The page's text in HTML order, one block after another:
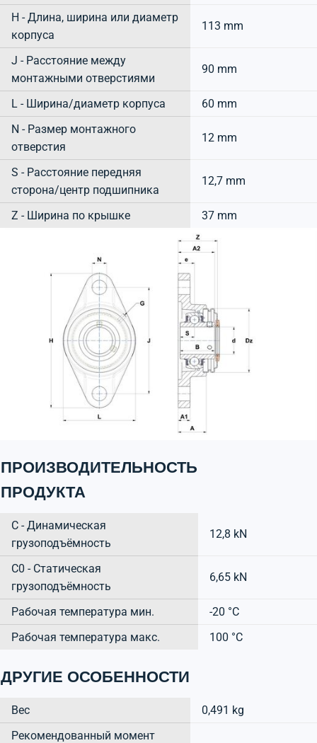
H - Длина, ширина или диаметр
корпуса
113 mm
J - Расстояние между
монтажными отверстиями
90 mm
L - Ширина/диаметр корпуса
60 mm
N - Размер монтажного
отверстия
12 mm
S - Расстояние передняя
сторона/центр подшипника
12,7 mm
Z - Ширина по крышке 37 mm
ПРОИЗВОДИТЕЛЬНОСТЬ
ПРОДУКТА
C - Динамическая
грузоподъёмность
12,8 kN
C0 - Статическая
грузоподъёмность
6,65 kN
Рабочая температура мин.
-20 °C
Рабочая температура макс.
100 °C
ДРУГИЕ ОСОБЕННОСТИ
Вес
0,491 kg
Рекомендованный момент